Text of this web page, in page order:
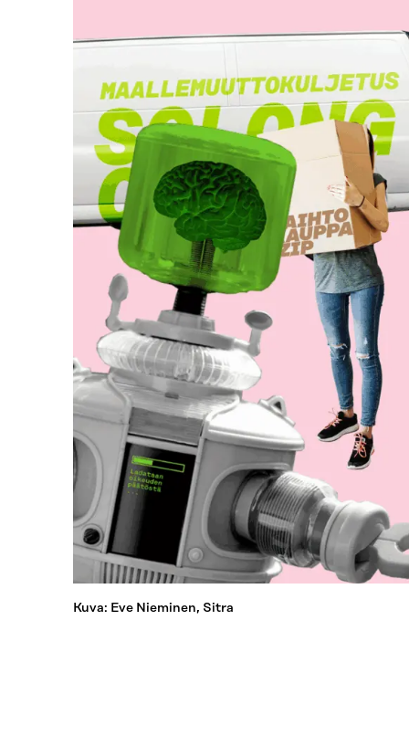
Kuva: Eve Nieminen, Sitra